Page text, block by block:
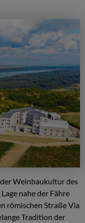
Weinbaukultur des
nahe der Fähre
römischen Straße Via
Tradition der